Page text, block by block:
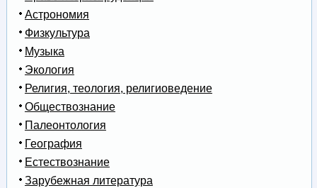
Астрономия
Физкультура
Музыка
Экология
Религия, теология, религиоведение
Обществознание
Палеонтология
География
Естествознание
Зарубежная литература